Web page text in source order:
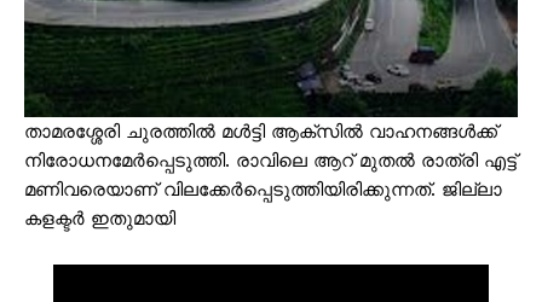
താമരശ്ശേരി ചുരത്തിൽ മൾട്ടി ആക്‌സിൽ വാഹനങ്ങൾക്ക്
നിരോധനമേർപ്പെടുത്തി. രാവിലെ ആറ് മുതൽ രാത്രി എട്ട്
മണിവരെയാണ് വിലക്കേർപ്പെടുത്തിയിരിക്കുന്നത്. ജില്ലാ
കളക്ടർ ഇതുമായി